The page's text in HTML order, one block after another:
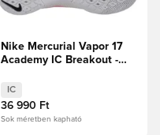
Nike Mercurial Vapor 17
Academy IC Breakout -
rózsaszín/Fehér/Fekete
IC
36 990 Ft
Sok méretben kapható